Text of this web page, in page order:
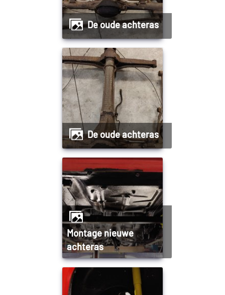
De oude achteras
De oude achteras
Montage nieuwe
achteras